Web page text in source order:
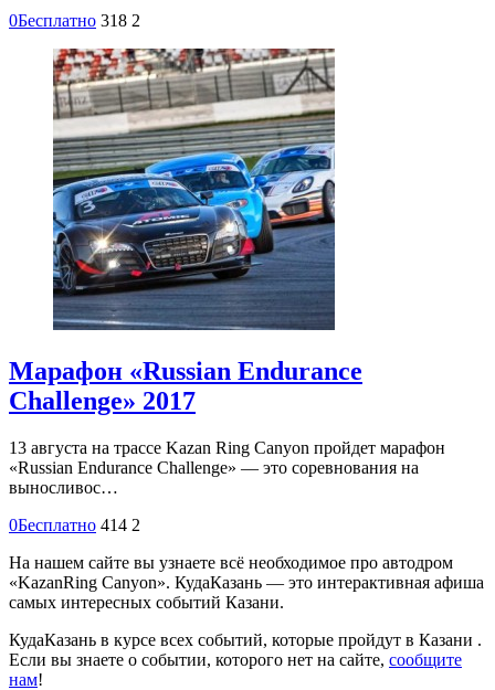
0Бесплатно 318 2
Марафон «Russian Endurance
Challenge» 2017
13 августа на трассе Kazan Ring Canyon пройдет марафон
«Russian Endurance Challenge» — это соревнования на
выносливос…
0Бесплатно 414 2
На нашем сайте вы узнаете всё необходимое про автодром
«KazanRing Canyon». КудаКазань — это интерактивная афиша
самых интересных событий Казани.
КудаКазань в курсе всех событий, которые пройдут в Казани .
Если вы знаете о событии, которого нет на сайте, сообщите
нам!